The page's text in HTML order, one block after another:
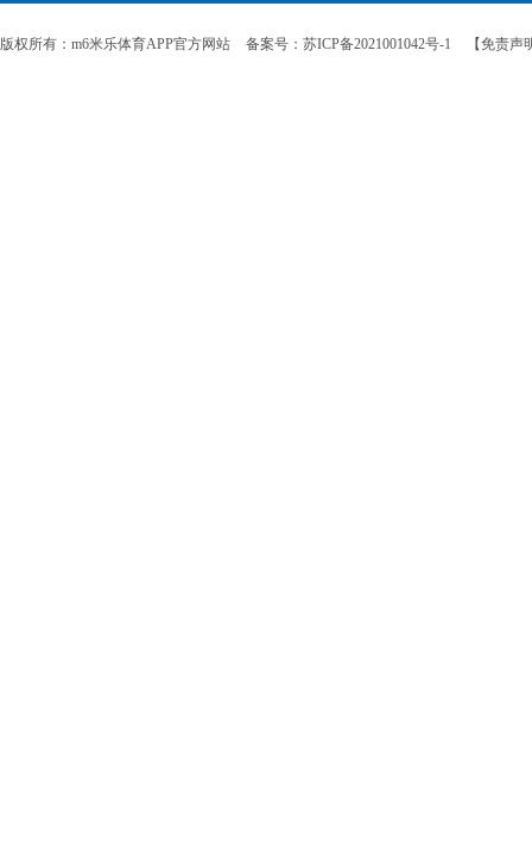
版权所有：m6米乐体育APP官方网站 备案号：苏ICP备2021001042号-1 【免责声